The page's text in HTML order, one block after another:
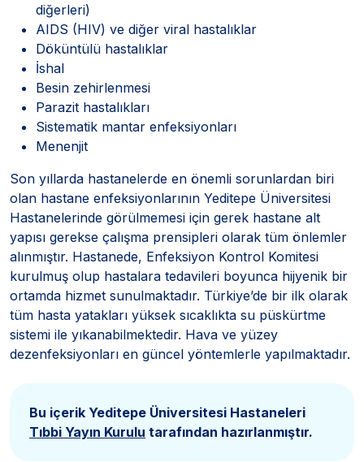
diğerleri)
AIDS (HIV) ve diğer viral hastalıklar
Döküntülü hastalıklar
İshal
Besin zehirlenmesi
Parazit hastalıkları
Sistematik mantar enfeksiyonları
Menenjit
Son yıllarda hastanelerde en önemli sorunlardan biri
olan hastane enfeksiyonlarının Yeditepe Üniversitesi
Hastanelerinde görülmemesi için gerek hastane alt
yapısı gerekse çalışma prensipleri olarak tüm önlemler
alınmıştır. Hastanede, Enfeksiyon Kontrol Komitesi
kurulmuş olup hastalara tedavileri boyunca hijyenik bir
ortamda hizmet sunulmaktadır. Türkiye’de bir ilk olarak
tüm hasta yatakları yüksek sıcaklıkta su püskürtme
sistemi ile yıkanabilmektedir. Hava ve yüzey
dezenfeksiyonları en güncel yöntemlerle yapılmaktadır.
Bu içerik Yeditepe Üniversitesi Hastaneleri
Tıbbi Yayın Kurulu tarafından hazırlanmıştır.